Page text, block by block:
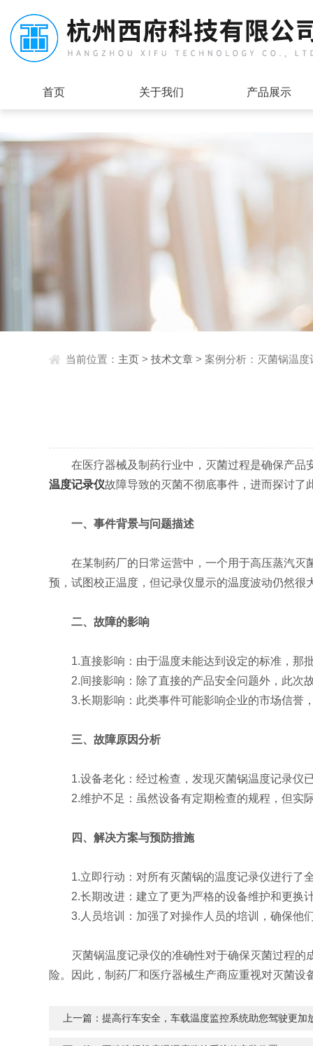
首页 关于我们 产品展示
当前位置： 主页 > 技术文章 > 案例分析：灭菌锅温
在医疗器械及制药行业中，灭菌过程是确保产品
温度记录仪故障导致的灭菌不彻底事件，进而探讨了
一、事件背景与问题描述
在某制药厂的日常运营中，一个用于高压蒸汽灭
预，试图校正温度，但记录仪显示的温度波动仍然很
二、故障的影响
1.直接影响：由于温度未能达到设定的标准，那
2.间接影响：除了直接的产品安全问题外，此次故
3.长期影响：此类事件可能影响企业的市场信誉
三、故障原因分析
1.设备老化：经过检查，发现灭菌锅温度记录仪
2.维护不足：虽然设备有定期检查的规程，但实
四、解决方案与预防措施
1.立即行动：对所有灭菌锅的温度记录仪进行了
2.长期改进：建立了更为严格的设备维护和更换
3.人员培训：加强了对操作人员的培训，确保他
灭菌锅温度记录仪的准确性对于确保灭菌过程的
险。因此，制药厂和医疗器械生产商应重视对灭菌
上一篇： 提高行车安全，车载温度监控系统助您驾驶更加